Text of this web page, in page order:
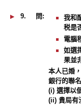
9. 問:
我和
税是
電腦
如選
果並
本人已婚
銀行的聯
(i) 選擇以
(ii) 貴局有